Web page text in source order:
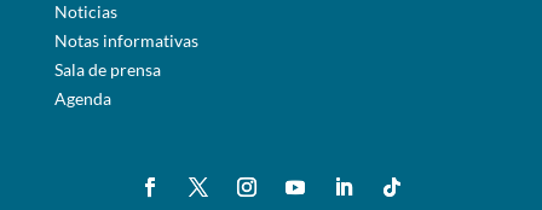
Noticias
Notas informativas
Sala de prensa
Agenda